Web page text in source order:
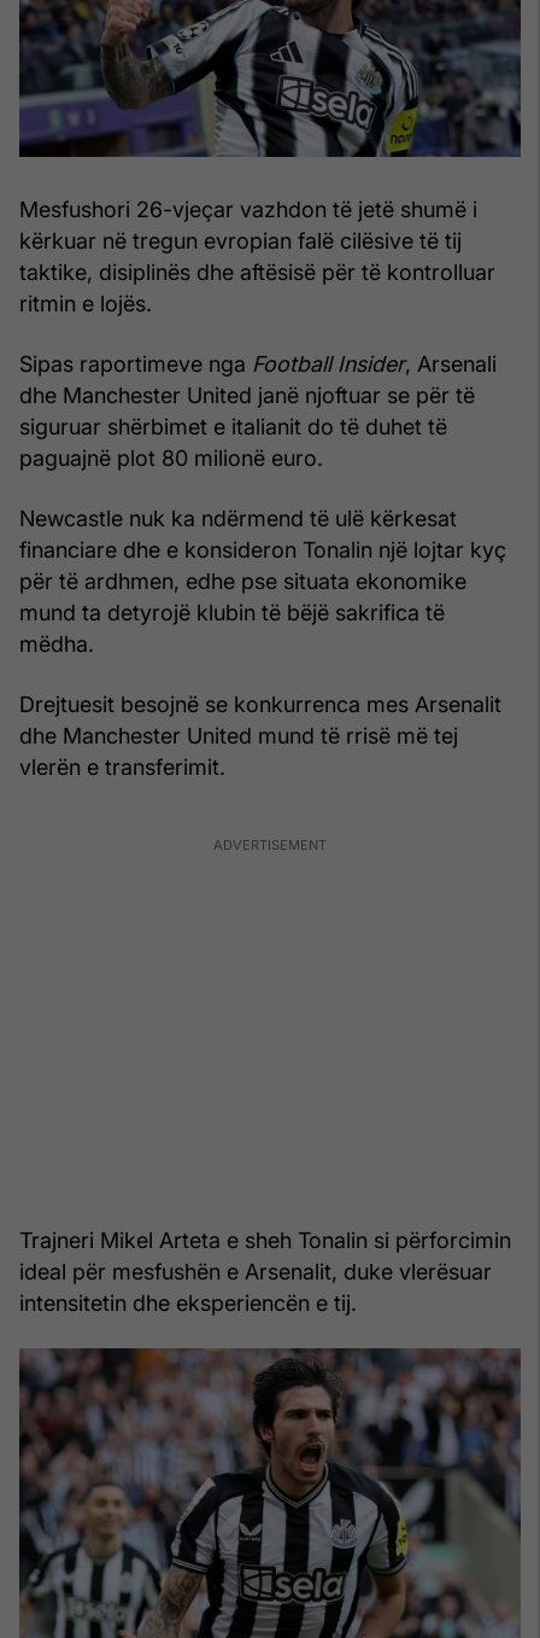
Mesfushori 26-vjeçar vazhdon të jetë shumë i
kërkuar në tregun evropian falë cilësive të tij
taktike, disiplinës dhe aftësisë për të kontrolluar
ritmin e lojës.
Sipas raportimeve nga Football Insider, Arsenali
dhe Manchester United janë njoftuar se për të
siguruar shërbimet e italianit do të duhet të
paguajnë plot 80 milionë euro.
Newcastle nuk ka ndërmend të ulë kërkesat
financiare dhe e konsideron Tonalin një lojtar kyç
për të ardhmen, edhe pse situata ekonomike
mund ta detyrojë klubin të bëjë sakrifica të
mëdha.
Drejtuesit besojnë se konkurrenca mes Arsenalit
dhe Manchester United mund të rrisë më tej
vlerën e transferimit.
Trajneri Mikel Arteta e sheh Tonalin si përforcimin
ideal për mesfushën e Arsenalit, duke vlerësuar
intensitetin dhe eksperiencën e tij.